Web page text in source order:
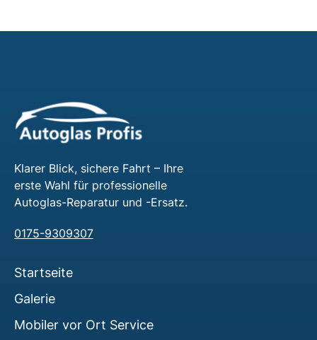
Klarer Blick, sichere Fahrt – Ihre
erste Wahl für professionelle
Autoglas-Reparatur und -Ersatz.
0175-9309307
Startseite
Galerie
Mobiler vor Ort Service